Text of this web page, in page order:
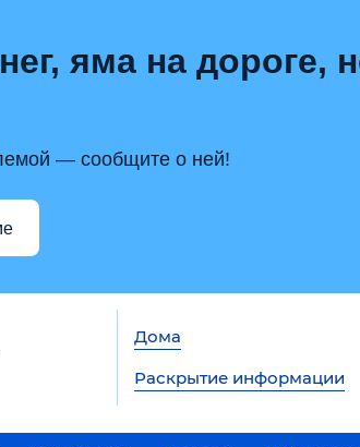
яма на дороге,
— сообщите о ней!
Дома
Раскрытие информации